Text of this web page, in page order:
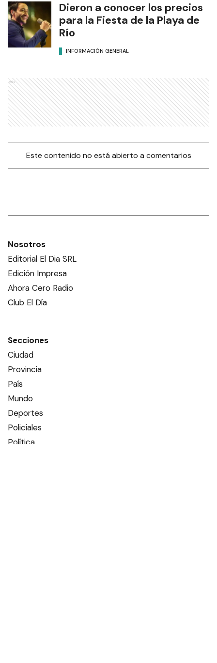
Dieron a conocer los precios
para la Fiesta de la Playa de
Río
INFORMACIÓN GENERAL
Ads
Este contenido no está abierto a comentarios
Nosotros
Editorial El Dia SRL
Edición Impresa
Ahora Cero Radio
Club El Día
Secciones
Ciudad
Provincia
País
Mundo
Deportes
Policiales
Política